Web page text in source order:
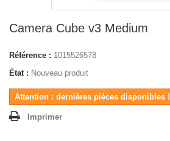
Camera Cube v3 Medium
Référence : 1015526578
État : Nouveau produit
Attention : dernières pièces disponibles !
Imprimer